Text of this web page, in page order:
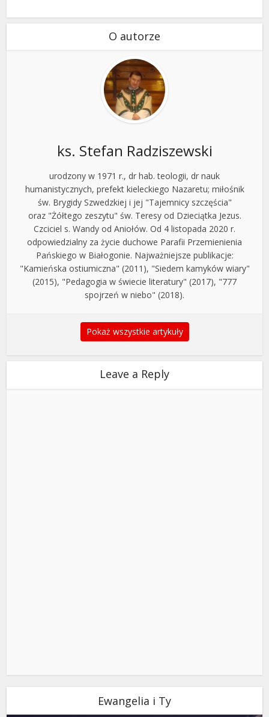
O autorze
ks. Stefan Radziszewski
urodzony w 1971 r., dr hab. teologii, dr nauk
humanistycznych, prefekt kieleckiego Nazaretu; miłośnik
św. Brygidy Szwedzkiej i jej "Tajemnicy szczęścia"
oraz "Żółtego zeszytu" św. Teresy od Dzieciątka Jezus.
Czciciel s. Wandy od Aniołów. Od 4 listopada 2020 r.
odpowiedzialny za życie duchowe Parafii Przemienienia
Pańskiego w Białogonie. Najważniejsze publikacje:
"Kamieńska ostiumiczna" (2011), "Siedem kamyków wiary"
(2015), "Pedagogia w świecie literatury" (2017), "777
spojrzeń w niebo" (2018).
Pokaż wszystkie artykuły
Leave a Reply
Ewangelia i Ty